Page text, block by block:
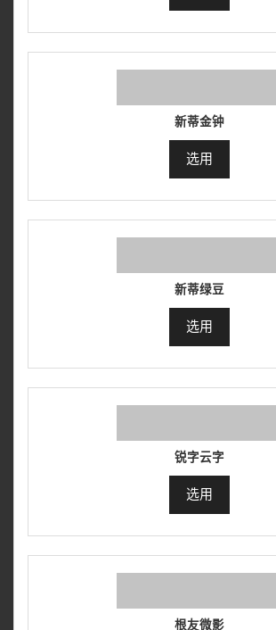
新蒂金钟
选用
新蒂绿豆
选用
锐字云字
选用
根友微影